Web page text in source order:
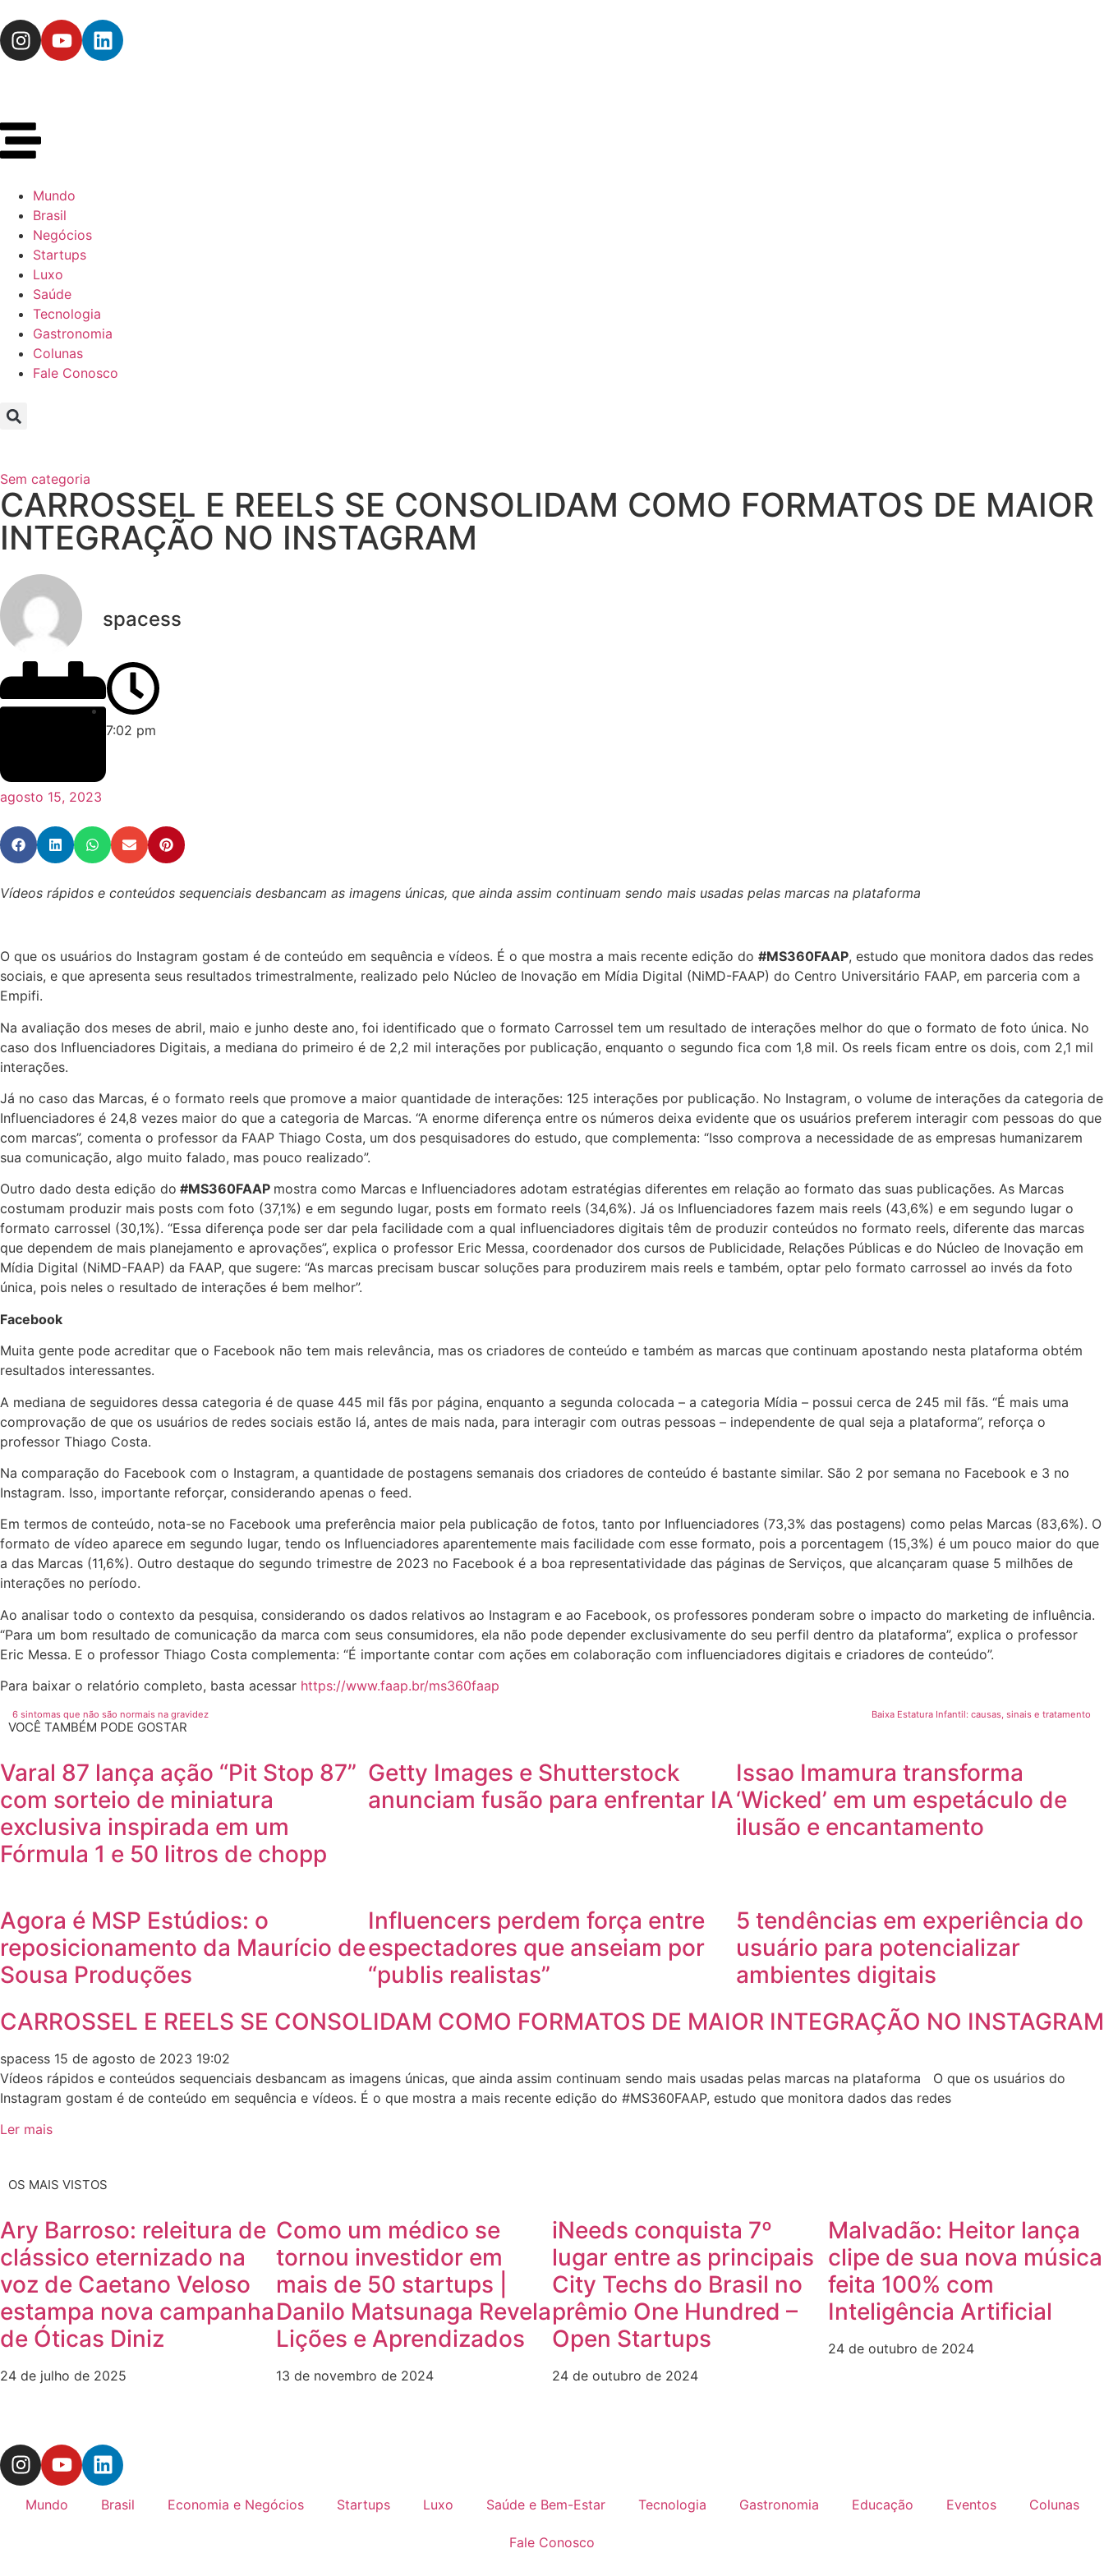
Mundo
Brasil
Negócios
Startups
Luxo
Saúde
Tecnologia
Gastronomia
Colunas
Fale Conosco
Sem categoria
CARROSSEL E REELS SE CONSOLIDAM COMO FORMATOS DE MAIOR
INTEGRAÇÃO NO INSTAGRAM
spacess
agosto 15, 2023
7:02 pm
Vídeos rápidos e conteúdos sequenciais desbancam as imagens únicas, que ainda assim continuam sendo mais usadas pelas marcas na plataforma
O que os usuários do Instagram gostam é de conteúdo em sequência e vídeos. É o que mostra a mais recente edição do #MS360FAAP, estudo que monitora dados das redes
sociais, e que apresenta seus resultados trimestralmente, realizado pelo Núcleo de Inovação em Mídia Digital (NiMD-FAAP) do Centro Universitário FAAP, em parceria com a
Empifi.
Na avaliação dos meses de abril, maio e junho deste ano, foi identificado que o formato Carrossel tem um resultado de interações melhor do que o formato de foto única. No
caso dos Influenciadores Digitais, a mediana do primeiro é de 2,2 mil interações por publicação, enquanto o segundo fica com 1,8 mil. Os reels ficam entre os dois, com 2,1 mil
interações.
Já no caso das Marcas, é o formato reels que promove a maior quantidade de interações: 125 interações por publicação. No Instagram, o volume de interações da categoria de
Influenciadores é 24,8 vezes maior do que a categoria de Marcas. “A enorme diferença entre os números deixa evidente que os usuários preferem interagir com pessoas do que
com marcas”, comenta o professor da FAAP Thiago Costa, um dos pesquisadores do estudo, que complementa: “Isso comprova a necessidade de as empresas humanizarem
sua comunicação, algo muito falado, mas pouco realizado”.
Outro dado desta edição do #MS360FAAP mostra como Marcas e Influenciadores adotam estratégias diferentes em relação ao formato das suas publicações. As Marcas
costumam produzir mais posts com foto (37,1%) e em segundo lugar, posts em formato reels (34,6%). Já os Influenciadores fazem mais reels (43,6%) e em segundo lugar o
formato carrossel (30,1%). “Essa diferença pode ser dar pela facilidade com a qual influenciadores digitais têm de produzir conteúdos no formato reels, diferente das marcas
que dependem de mais planejamento e aprovações”, explica o professor Eric Messa, coordenador dos cursos de Publicidade, Relações Públicas e do Núcleo de Inovação em
Mídia Digital (NiMD-FAAP) da FAAP, que sugere: “As marcas precisam buscar soluções para produzirem mais reels e também, optar pelo formato carrossel ao invés da foto
única, pois neles o resultado de interações é bem melhor”.
Facebook
Muita gente pode acreditar que o Facebook não tem mais relevância, mas os criadores de conteúdo e também as marcas que continuam apostando nesta plataforma obtém
resultados interessantes.
A mediana de seguidores dessa categoria é de quase 445 mil fãs por página, enquanto a segunda colocada – a categoria Mídia – possui cerca de 245 mil fãs. “É mais uma
comprovação de que os usuários de redes sociais estão lá, antes de mais nada, para interagir com outras pessoas – independente de qual seja a plataforma”, reforça o
professor Thiago Costa.
Na comparação do Facebook com o Instagram, a quantidade de postagens semanais dos criadores de conteúdo é bastante similar. São 2 por semana no Facebook e 3 no
Instagram. Isso, importante reforçar, considerando apenas o feed.
Em termos de conteúdo, nota-se no Facebook uma preferência maior pela publicação de fotos, tanto por Influenciadores (73,3% das postagens) como pelas Marcas (83,6%). O
formato de vídeo aparece em segundo lugar, tendo os Influenciadores aparentemente mais facilidade com esse formato, pois a porcentagem (15,3%) é um pouco maior do que
a das Marcas (11,6%). Outro destaque do segundo trimestre de 2023 no Facebook é a boa representatividade das páginas de Serviços, que alcançaram quase 5 milhões de
interações no período.
Ao analisar todo o contexto da pesquisa, considerando os dados relativos ao Instagram e ao Facebook, os professores ponderam sobre o impacto do marketing de influência.
“Para um bom resultado de comunicação da marca com seus consumidores, ela não pode depender exclusivamente do seu perfil dentro da plataforma”, explica o professor
Eric Messa. E o professor Thiago Costa complementa: “É importante contar com ações em colaboração com influenciadores digitais e criadores de conteúdo”.
Para baixar o relatório completo, basta acessar https://www.faap.br/ms360faap
6 sintomas que não são normais na gravidez Baixa Estatura Infantil: causas, sinais e tratamento
VOCÊ TAMBÉM PODE GOSTAR
Varal 87 lança ação “Pit Stop 87”
com sorteio de miniatura
exclusiva inspirada em um
Fórmula 1 e 50 litros de chopp
Getty Images e Shutterstock
anunciam fusão para enfrentar IA
Issao Imamura transforma
‘Wicked’ em um espetáculo de
ilusão e encantamento
Agora é MSP Estúdios: o
reposicionamento da Maurício de
Sousa Produções
Influencers perdem força entre
espectadores que anseiam por
“publis realistas”
5 tendências em experiência do
usuário para potencializar
ambientes digitais
CARROSSEL E REELS SE CONSOLIDAM COMO FORMATOS DE MAIOR INTEGRAÇÃO NO INSTAGRAM
spacess 15 de agosto de 2023 19:02
Vídeos rápidos e conteúdos sequenciais desbancam as imagens únicas, que ainda assim continuam sendo mais usadas pelas marcas na plataforma O que os usuários do
Instagram gostam é de conteúdo em sequência e vídeos. É o que mostra a mais recente edição do #MS360FAAP, estudo que monitora dados das redes
Ler mais
OS MAIS VISTOS
Ary Barroso: releitura de
clássico eternizado na
voz de Caetano Veloso
estampa nova campanha
de Óticas Diniz
24 de julho de 2025
Como um médico se
tornou investidor em
mais de 50 startups |
Danilo Matsunaga Revela
Lições e Aprendizados
13 de novembro de 2024
iNeeds conquista 7º
lugar entre as principais
City Techs do Brasil no
prêmio One Hundred –
Open Startups
24 de outubro de 2024
Malvadão: Heitor lança
clipe de sua nova música
feita 100% com
Inteligência Artificial
24 de outubro de 2024
Mundo Brasil Economia e Negócios Startups Luxo Saúde e Bem-Estar Tecnologia Gastronomia Educação Eventos Colunas
Fale Conosco